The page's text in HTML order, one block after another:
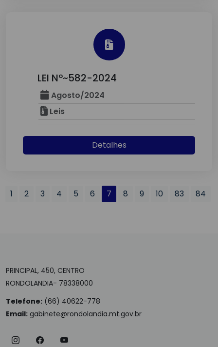
LEI Nº~582-2024
Agosto/2024
Leis
Detalhes
1 2 3 4 5 6 7 8 9 10 83 84
PRINCIPAL, 450, CENTRO
RONDOLANDIA- 78338000
Telefone: (66) 40622-778
Email: gabinete@rondolandia.mt.gov.br